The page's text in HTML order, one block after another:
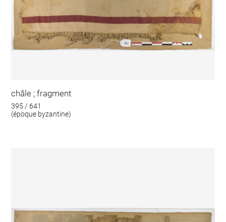
châle ; fragment
395 / 641
(époque byzantine)